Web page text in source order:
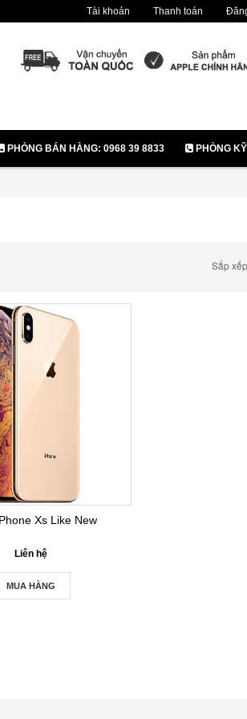
Tài khoản Thanh toán
PHÒNG
PHÒNG BÁN HÀNG: 0968 39 8833
Sắp
Xs Like New
Liên hệ
MUA HÀNG